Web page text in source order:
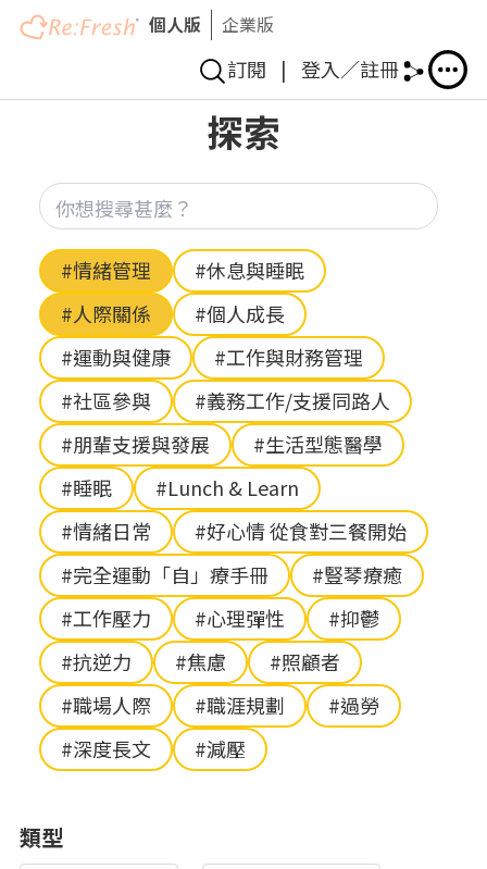
移
個人版 企業版
訂閱 | 登入／註冊
探索
Hashtag
#情緒管理
#休息與睡眠
#人際關係
#個人成長
#運動與健康
#工作與財務管理
#社區參與
#義務工作/支援同路人
#朋輩支援與發展
#生活型態醫學
#睡眠
#Lunch & Learn
#情緒日常
#好心情 從食對三餐開始
#完全運動「自」療手冊
#豎琴療癒
#工作壓力
#心理彈性
#抑鬱
#抗逆力
#焦慮
#照顧者
#職場人際
#職涯規劃
#過勞
#深度長文
#減壓
類型